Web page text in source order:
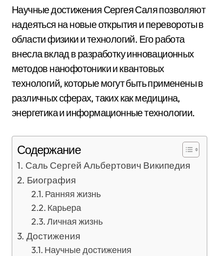
Научные достижения Сергея Саля позволяют
надеяться на новые открытия и перевороты в
области физики и технологий. Его работа
внесла вклад в разработку инновационных
методов нанофотоники и квантовых
технологий, которые могут быть применены в
различных сферах, таких как медицина,
энергетика и информационные технологии.
Содержание
Саль Сергей Альбертович Википедия
Биография
Ранняя жизнь
Карьера
Личная жизнь
Достижения
Научные достижения